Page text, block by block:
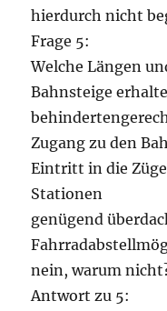
hierdurch nicht
Frage 5:
Welche Längen
Bahnsteige
Zugang zu den
Eintritt in die
Stationen
genügend
nein, warum
Antwort zu 5: